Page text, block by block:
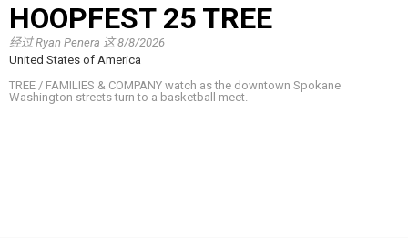
HOOPFEST 25 TREE
经过Ryan Penera 这8/8/2026
United States of America
TREE / FAMILIES & COMPANY watch as the downtown Spokane
Washington streets turn to a basketball meet.